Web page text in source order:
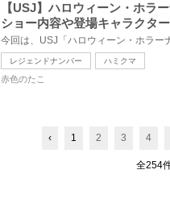
【USJ】ハロウィーン・ホラ
ショー内容や登場キャラクタ
レジェンドナンバー ハミクマ
赤色のたこ
‹ 1 2 3 4
全254